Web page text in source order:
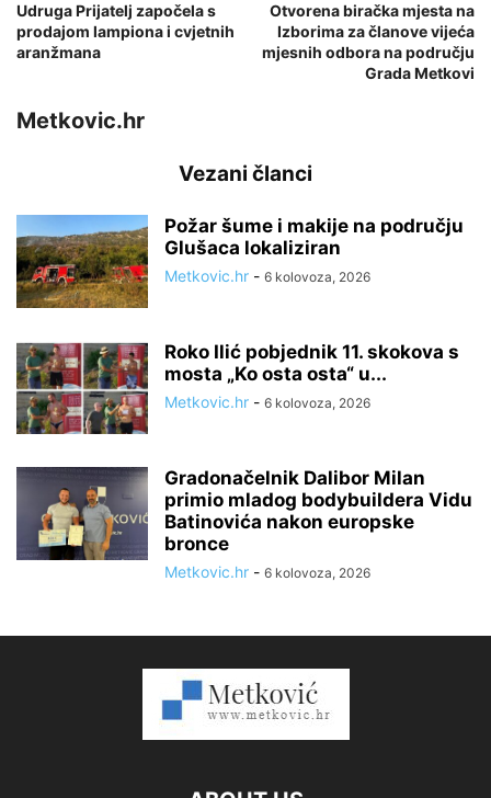
Udruga Prijatelj započela s
prodajom lampiona i cvjetnih
aranžmana
Otvorena biračka mjesta na
Izborima za članove vijeća
mjesnih odbora na području
Grada Metkovi
Metkovic.hr
Vezani članci
Požar šume i makije na području
Glušaca lokaliziran
Metkovic.hr - 6 kolovoza, 2026
Roko Ilić pobjednik 11. skokova s
mosta „Ko osta osta“ u...
Metkovic.hr - 6 kolovoza, 2026
Gradonačelnik Dalibor Milan
primio mladog bodybuildera Vidu
Batinovića nakon europske
bronce
Metkovic.hr - 6 kolovoza, 2026